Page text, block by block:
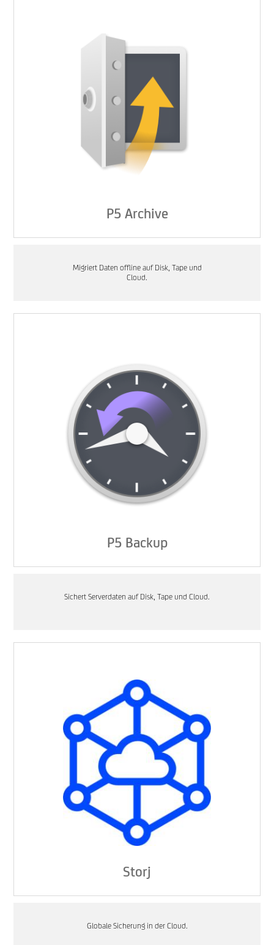
P5 Archive
Migriert Daten offline auf Disk, Tape und
Cloud.
P5 Backup
Sichert Serverdaten auf Disk, Tape und Cloud.
Storj
Globale Sicherung in der Cloud.